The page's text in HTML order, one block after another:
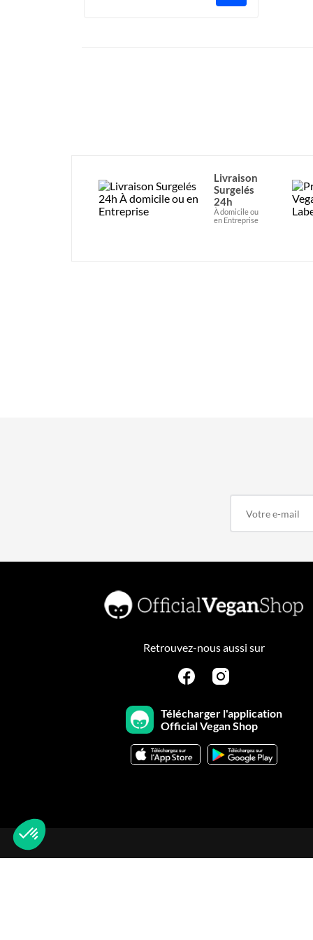
Livraison
Surgelés
24h
À domicile ou
en Entreprise
Retrouvez-nous aussi sur
Télécharger l'application
Official Vegan Shop
Notre plateforme vous permet d'adapter et de gérer vos